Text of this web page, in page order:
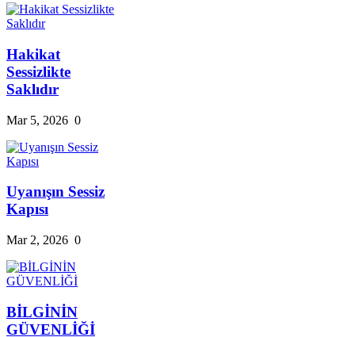
Hakikat
Sessizlikte
Saklıdır
Mar 5, 2026 0
Uyanışın Sessiz
Kapısı
Mar 2, 2026 0
BİLGİNİN
GÜVENLİĞİ